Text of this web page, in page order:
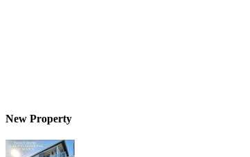
New Property